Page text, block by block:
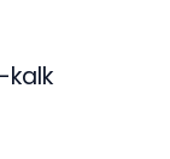
kalk